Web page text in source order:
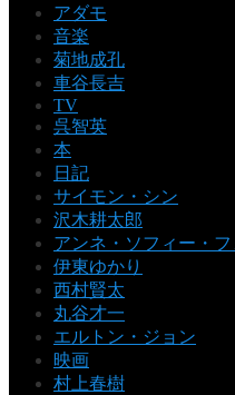
アダモ
音楽
菊地成孔
車谷長吉
TV
呉智英
本
日記
サイモン・シン
沢木耕太郎
アンネ・ソフィー・
伊東ゆかり
西村賢太
丸谷才一
エルトン・ジョン
映画
村上春樹